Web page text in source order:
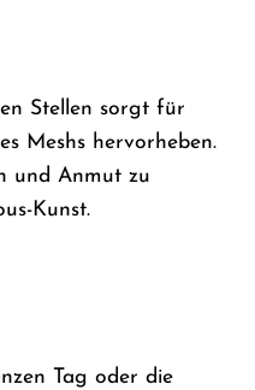
Stellen sorgt für
Meshs hervorheben.
und Anmut zu
Kunst.
Tag oder die